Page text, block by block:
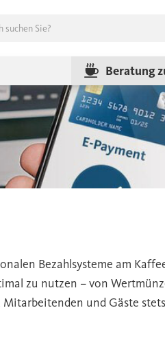
Beratung
Bezahlsysteme am
zu nutzen – von
und Gäste